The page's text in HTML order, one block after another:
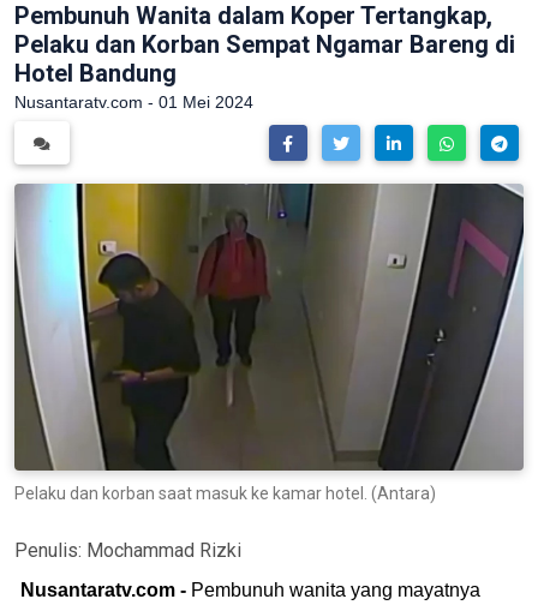
Pembunuh Wanita dalam Koper Tertangkap,
Pelaku dan Korban Sempat Ngamar Bareng di
Hotel Bandung
Nusantaratv.com - 01 Mei 2024
Pelaku dan korban saat masuk ke kamar hotel. (Antara)
Penulis: Mochammad Rizki
Nusantaratv.com - Pembunuh wanita yang mayatnya